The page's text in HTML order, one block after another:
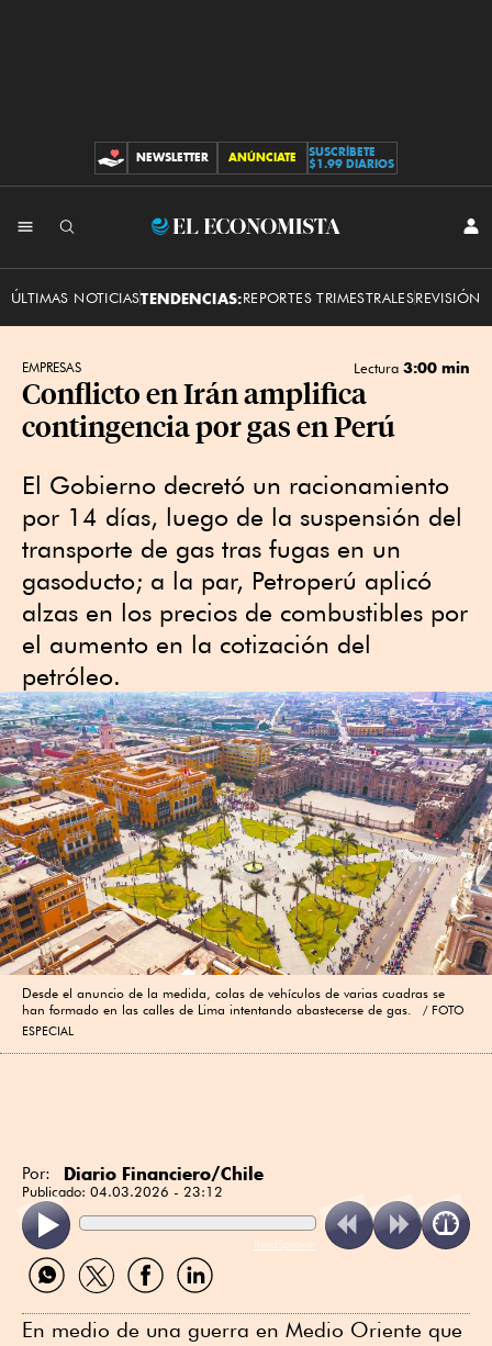
CONTRIBUCIONES
NEWSLETTER ANÚNCIATE
SUSCRÍBETE
$1.99 DIARIOS
El
ÚLTIMAS NOTICIASTENDENCIAS:REPORTES TRIMESTRALESREVISIÓN
EMPRESAS Lectura 3:00 min
Conflicto en Irán amplifica
contingencia por gas en Perú
El Gobierno decretó un racionamiento
por 14 días, luego de la suspensión del
transporte de gas tras fugas en un
gasoducto; a la par, Petroperú aplicó
alzas en los precios de combustibles por
el aumento en la cotización del
petróleo.
Desde el anuncio de la medida, colas de vehículos de varias cuadras se
han formado en las calles de Lima intentando abastecerse de gas.
FOTO
ESPECIAL
Por: Diario Financiero/Chile
Publicado: 04.03.2026 - 23:12
ReadSpeaker
Compartir
por
Compartir
por
Compartir
por
Compartir
por
En medio de una guerra en Medio Oriente que